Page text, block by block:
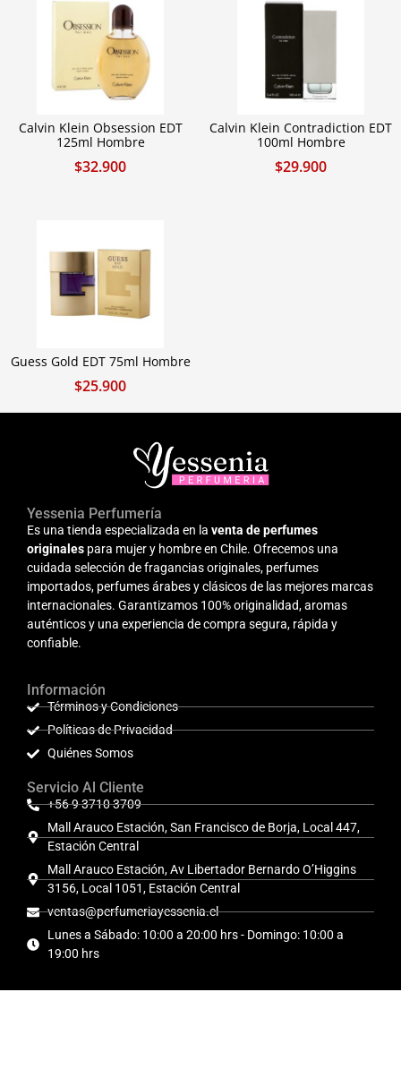
Calvin Klein Obsession EDT
125ml Hombre
$32.900
Calvin Klein Contradiction EDT
100ml Hombre
$29.900
Guess Gold EDT 75ml Hombre
$25.900
Yessenia Perfumería
Es una tienda especializada en la venta de perfumes
originales para mujer y hombre en Chile. Ofrecemos una
cuidada selección de fragancias originales, perfumes
importados, perfumes árabes y clásicos de las mejores marcas
internacionales. Garantizamos 100% originalidad, aromas
auténticos y una experiencia de compra segura, rápida y
confiable.
Información
Términos y Condiciones
Políticas de Privacidad
Quiénes Somos
Servicio Al Cliente
+56 9 3710 3709
Mall Arauco Estación, San Francisco de Borja, Local 447,
Estación Central
Mall Arauco Estación, Av Libertador Bernardo O’Higgins
3156, Local 1051, Estación Central
ventas@perfumeriayessenia.cl
Lunes a Sábado: 10:00 a 20:00 hrs - Domingo: 10:00 a
19:00 hrs